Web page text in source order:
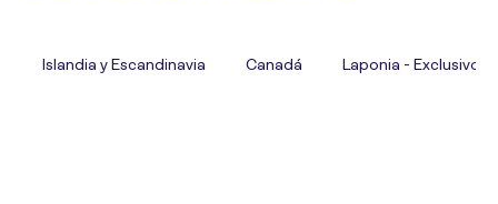
Islandia y Escandinavia Canadá Laponia - Exclusivo